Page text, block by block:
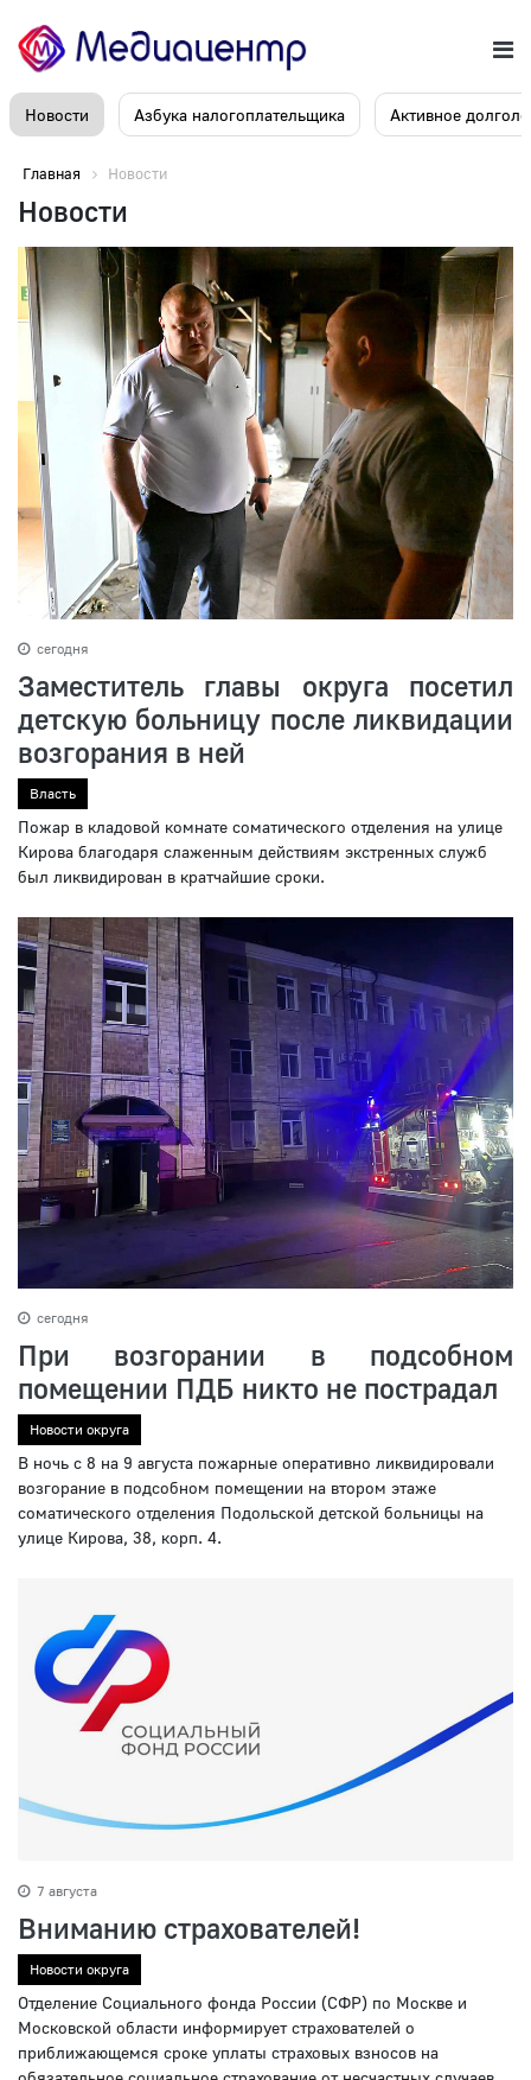
Новости Азбука налогоплательщика Активное
Главная Новости
Новости
сегодня
Заместитель главы округа посетил
детскую больницу после ликвидации
возгорания в ней
Власть
Пожар в кладовой комнате соматического отделения на улице
Кирова благодаря слаженным действиям экстренных служб
был ликвидирован в кратчайшие сроки.
сегодня
При возгорании в подсобном
помещении ПДБ никто не пострадал
Новости округа
В ночь с 8 на 9 августа пожарные оперативно ликвидировали
возгорание в подсобном помещении на втором этаже
соматического отделения Подольской детской больницы на
улице Кирова, 38, корп. 4.
7 августа
Вниманию страхователей!
Новости округа
Отделение Социального фонда России (СФР) по Москве и
Московской области информирует страхователей о
приближающемся сроке уплаты страховых взносов на